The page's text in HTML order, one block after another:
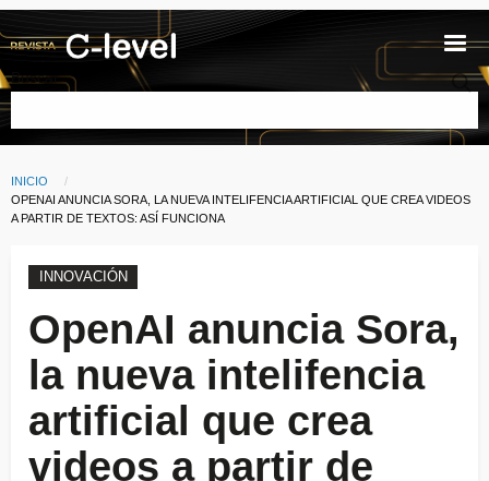
Pasar al contenido principal
Buscar
Ruta de navegación
INICIO
CURRENT:
OPENAI ANUNCIA SORA, LA NUEVA INTELIFENCIA ARTIFICIAL QUE CREA VIDEOS
A PARTIR DE TEXTOS: ASÍ FUNCIONA
INNOVACIÓN
OpenAI anuncia Sora,
la nueva intelifencia
artificial que crea
videos a partir de